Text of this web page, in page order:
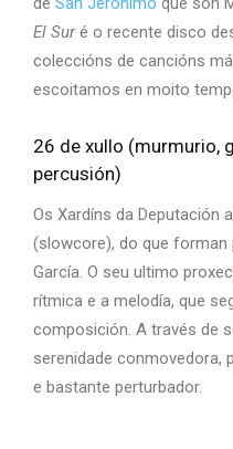
El Suré o recente disco
coleccións de cancións
escoitamos en moito
26 de xullo (murmurio,
percusión)
Os Xardíns da Deputación
(slowcore), do que forman
García. O seu ultimo
rítmica e a melodía, que
composición. A través de
serenidade conmovedora,
e bastante perturbador.